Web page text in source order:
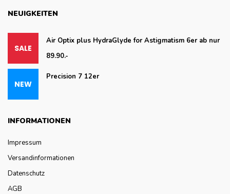
NEUIGKEITEN
Air Optix plus HydraGlyde for Astigmatism 6er ab nur
89.90.-
Precision 7 12er
INFORMATIONEN
Impressum
Versandinformationen
Datenschutz
AGB